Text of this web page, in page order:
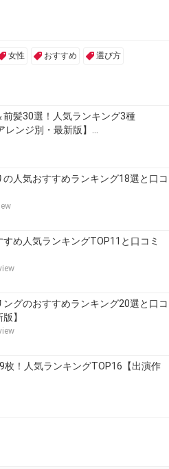
女性 おすすめ 選び方
前髪30選！人気ランキング3種
レンジ別・最新版】…
人気おすすめランキング18選と口コ
すめ人気ランキングTOP11と口コミ
ングのおすすめランキング20選と口コ
】
枚！人気ランキングTOP16【出演作